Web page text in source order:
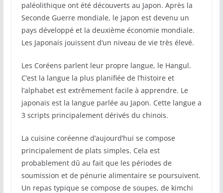
paléolithique ont été découverts au Japon. Après la
Seconde Guerre mondiale, le Japon est devenu un
pays développé et la deuxième économie mondiale.
Les Japonais jouissent d’un niveau de vie très élevé.
Les Coréens parlent leur propre langue, le Hangul.
C’est la langue la plus planifiée de l’histoire et
l’alphabet est extrêmement facile à apprendre. Le
japonais est la langue parlée au Japon. Cette langue a
3 scripts principalement dérivés du chinois.
La cuisine coréenne d’aujourd’hui se compose
principalement de plats simples. Cela est
probablement dû au fait que les périodes de
soumission et de pénurie alimentaire se poursuivent.
Un repas typique se compose de soupes, de kimchi